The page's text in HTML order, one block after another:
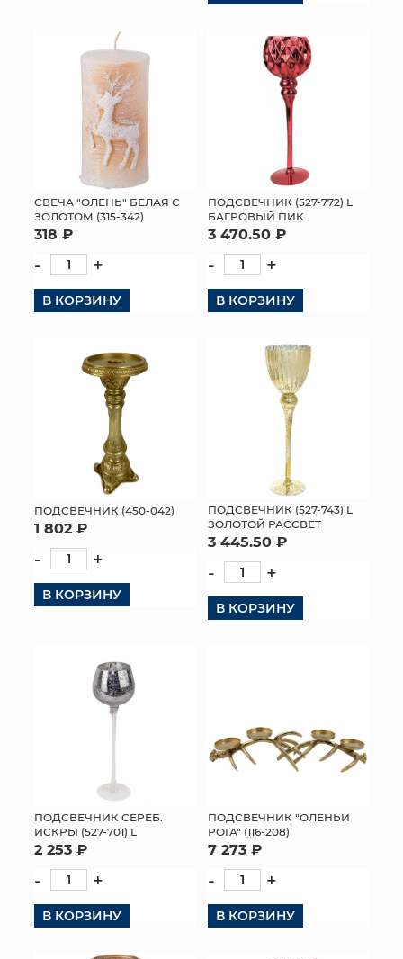
CВЕЧА "ОЛЕНЬ" БЕЛАЯ С
ЗОЛОТОМ (315-342)
318 ₽
- +
В КОРЗИНУ
ПОДСВЕЧНИК (527-772) L
БАГРОВЫЙ ПИК
3 470.50 ₽
- +
В КОРЗИНУ
ПОДСВЕЧНИК (450-042)
1 802 ₽
- +
В КОРЗИНУ
ПОДСВЕЧНИК (527-743) L
ЗОЛОТОЙ РАССВЕТ
3 445.50 ₽
- +
В КОРЗИНУ
ПОДСВЕЧНИК СЕРЕБ.
ИСКРЫ (527-701) L
2 253 ₽
- +
В КОРЗИНУ
ПОДСВЕЧНИК "ОЛЕНЬИ
РОГА" (116-208)
7 273 ₽
- +
В КОРЗИНУ